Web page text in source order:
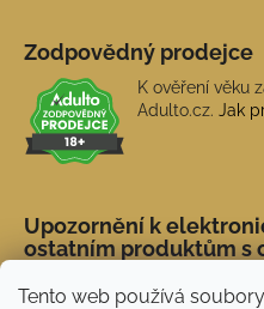
Tento web používá
Zodpovědný prodejce
K ověření věku
Adulto.cz. Jak
Upozornění k
ostatním produktům s